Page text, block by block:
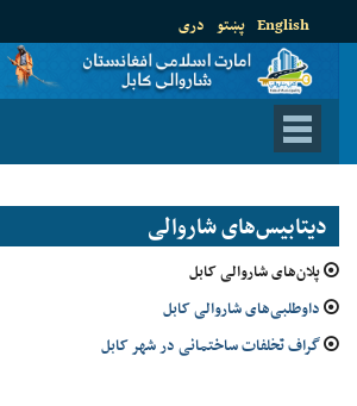
دری پښتو English
دیتابیس‌های شاروالی
پلان‌های شاروالی کابل
داوطلبی‌های شاروالی کابل
گراف تخلفات ساختمانی در شهر کابل